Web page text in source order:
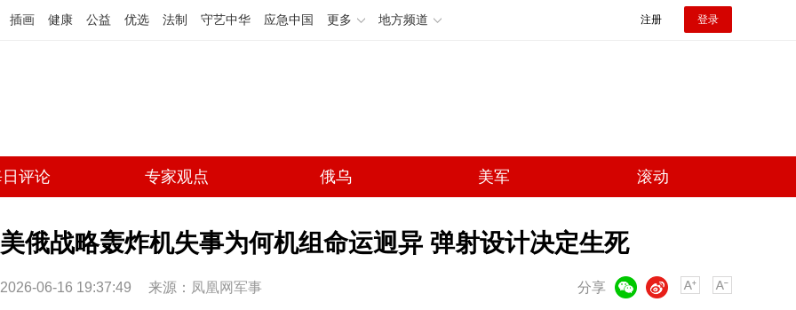
插画 健康 公益 优选 法制 守艺中华 应急中国 更多 地方频道 注册 登录
评论 专家观点 俄乌 美军 滚动
美俄战略轰炸机失事为何机组命运迥异 弹射设计决定生死
2026-06-16 19:37:49 来源： 凤凰网军事 分享
微博